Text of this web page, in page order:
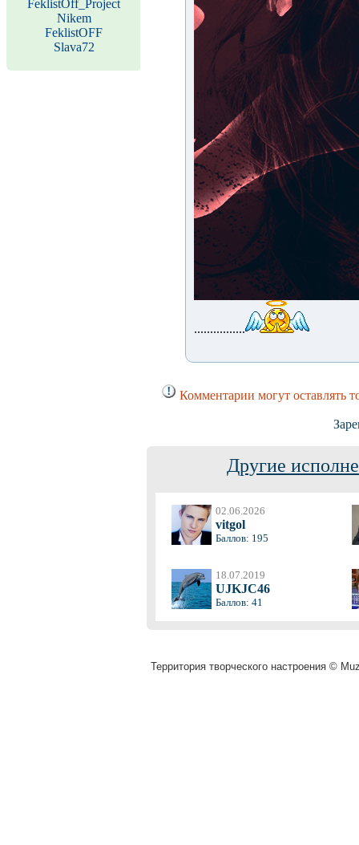
FeklistOff_Project
Nikem
FeklistOFF
Slava72
................
Комментарии могут оставлять
Другие
02.06.2026
vitgol
Баллов: 195
18.07.2019
UJKJC46
Баллов: 41
Территория творческого настроения ©